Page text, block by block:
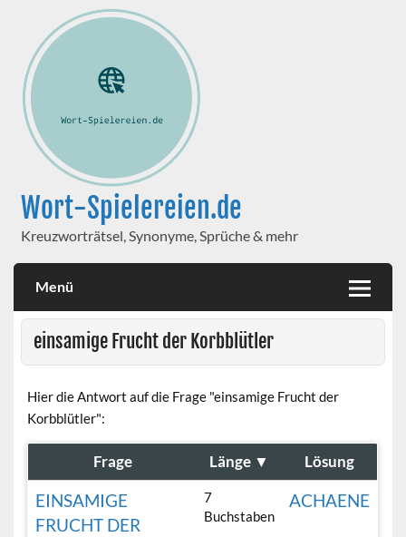
Wort-Spielereien.de
Kreuzworträtsel, Synonyme, Sprüche & mehr
Menü
einsamige Frucht der Korbblütler
Hier die Antwort auf die Frage "einsamige Frucht der
Korbblütler":
Frage Länge ▼ Lösung
EINSAMIGE
FRUCHT DER
7
Buchstaben
ACHAENE